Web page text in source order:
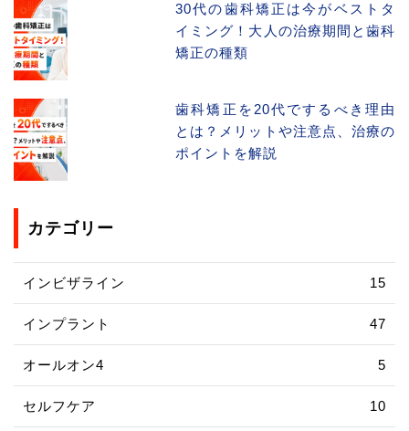
30代の歯科矯正は今がベストタ
イミング！大人の治療期間と歯科
矯正の種類
歯科矯正を20代でするべき理由
とは？メリットや注意点、治療の
ポイントを解説
カテゴリー
インビザライン 15
インプラント 47
オールオン4 5
セルフケア 10